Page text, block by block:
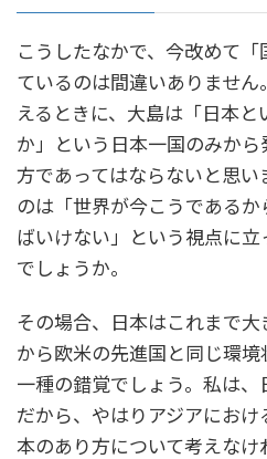
こうしたなかで、今改めて
ているのは間違いありませ
えるときに、大島は「日本と
か」という日本一国のみか
方であってはならないと思い
のは「世界が今こうである
ばいけない」という視点に
でしょうか。
その場合、日本はこれまで
から欧米の先進国と同じ環
一種の錯覚でしょう。私は
だから、やはりアジアにお
本のあり方について考えなけ